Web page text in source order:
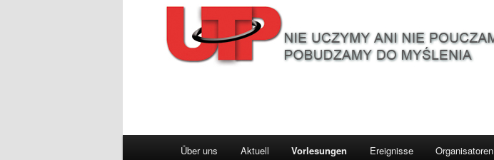
Über uns Aktuell Vorlesungen Ereignisse Organisatoren